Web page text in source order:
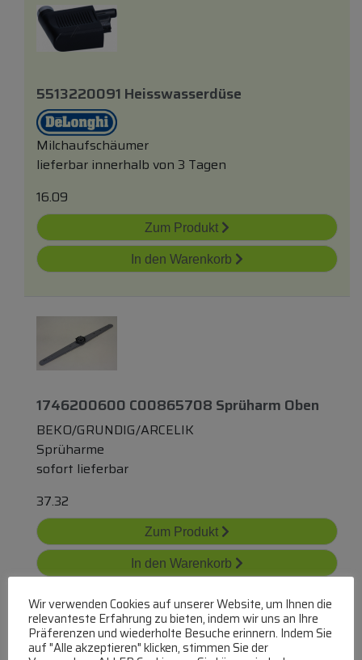
5513220091 Heisswasserdüse
Milchaufschäumer
lieferbar innerhalb von 3 Tagen
16.09
Zum Produkt
In den Warenkorb
1746200600 C00865708 Sprüharm Oben
BEKO/GRUNDIG/ARCELIK
Sprüharme
sofort lieferbar
37.32
Zum Produkt
In den Warenkorb
Wir verwenden Cookies auf unserer Website, um Ihnen die
relevanteste Erfahrung zu bieten, indem wir uns an Ihre
Präferenzen und wiederholte Besuche erinnern. Indem Sie
auf "Alle akzeptieren" klicken, stimmen Sie der